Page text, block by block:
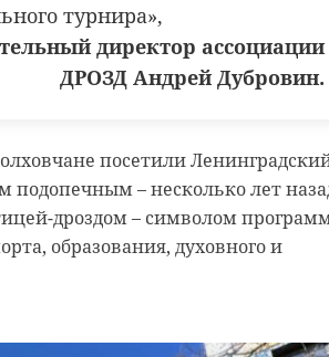
турнира»,
директор ассоциации
ДРОЗД Андрей Дубровин.
посетили
подопечным – несколько лет
дроздом – символом
образования, духовного и